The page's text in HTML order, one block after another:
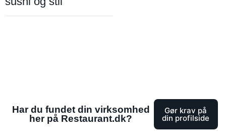
Har du fundet din virksomhed
her på Restaurant.dk?
Gør krav på
din profilside